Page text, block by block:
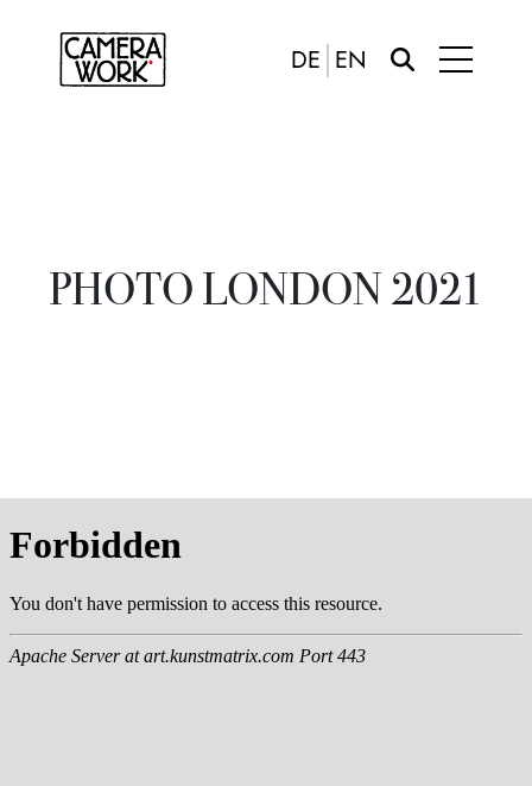
DE EN
PHOTO LONDON 2021